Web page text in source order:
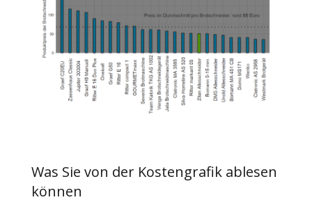
Was Sie von der Kostengrafik ablesen
können